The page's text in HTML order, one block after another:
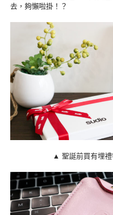
去，夠懶啦掛！？
▲ 聖誕前買有埋禮